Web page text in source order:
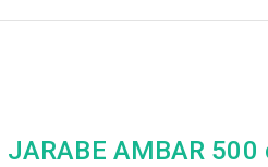
JARABE AMBAR